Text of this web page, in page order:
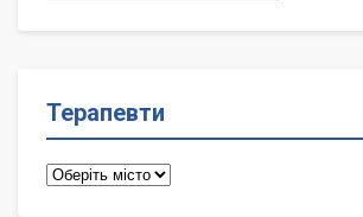
Терапевти
Терапевти